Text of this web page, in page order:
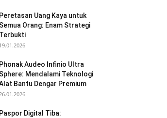
Peretasan Uang Kaya untuk
Semua Orang: Enam Strategi
Terbukti
19.01.2026
Phonak Audeo Infinio Ultra
Sphere: Mendalami Teknologi
Bantu Dengar Premium
Paspor Digital Tiba: